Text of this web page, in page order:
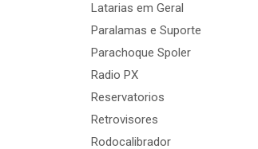
Latarias em Geral
Paralamas e Suporte
Parachoque Spoler
Radio PX
Reservatorios
Retrovisores
Rodocalibrador